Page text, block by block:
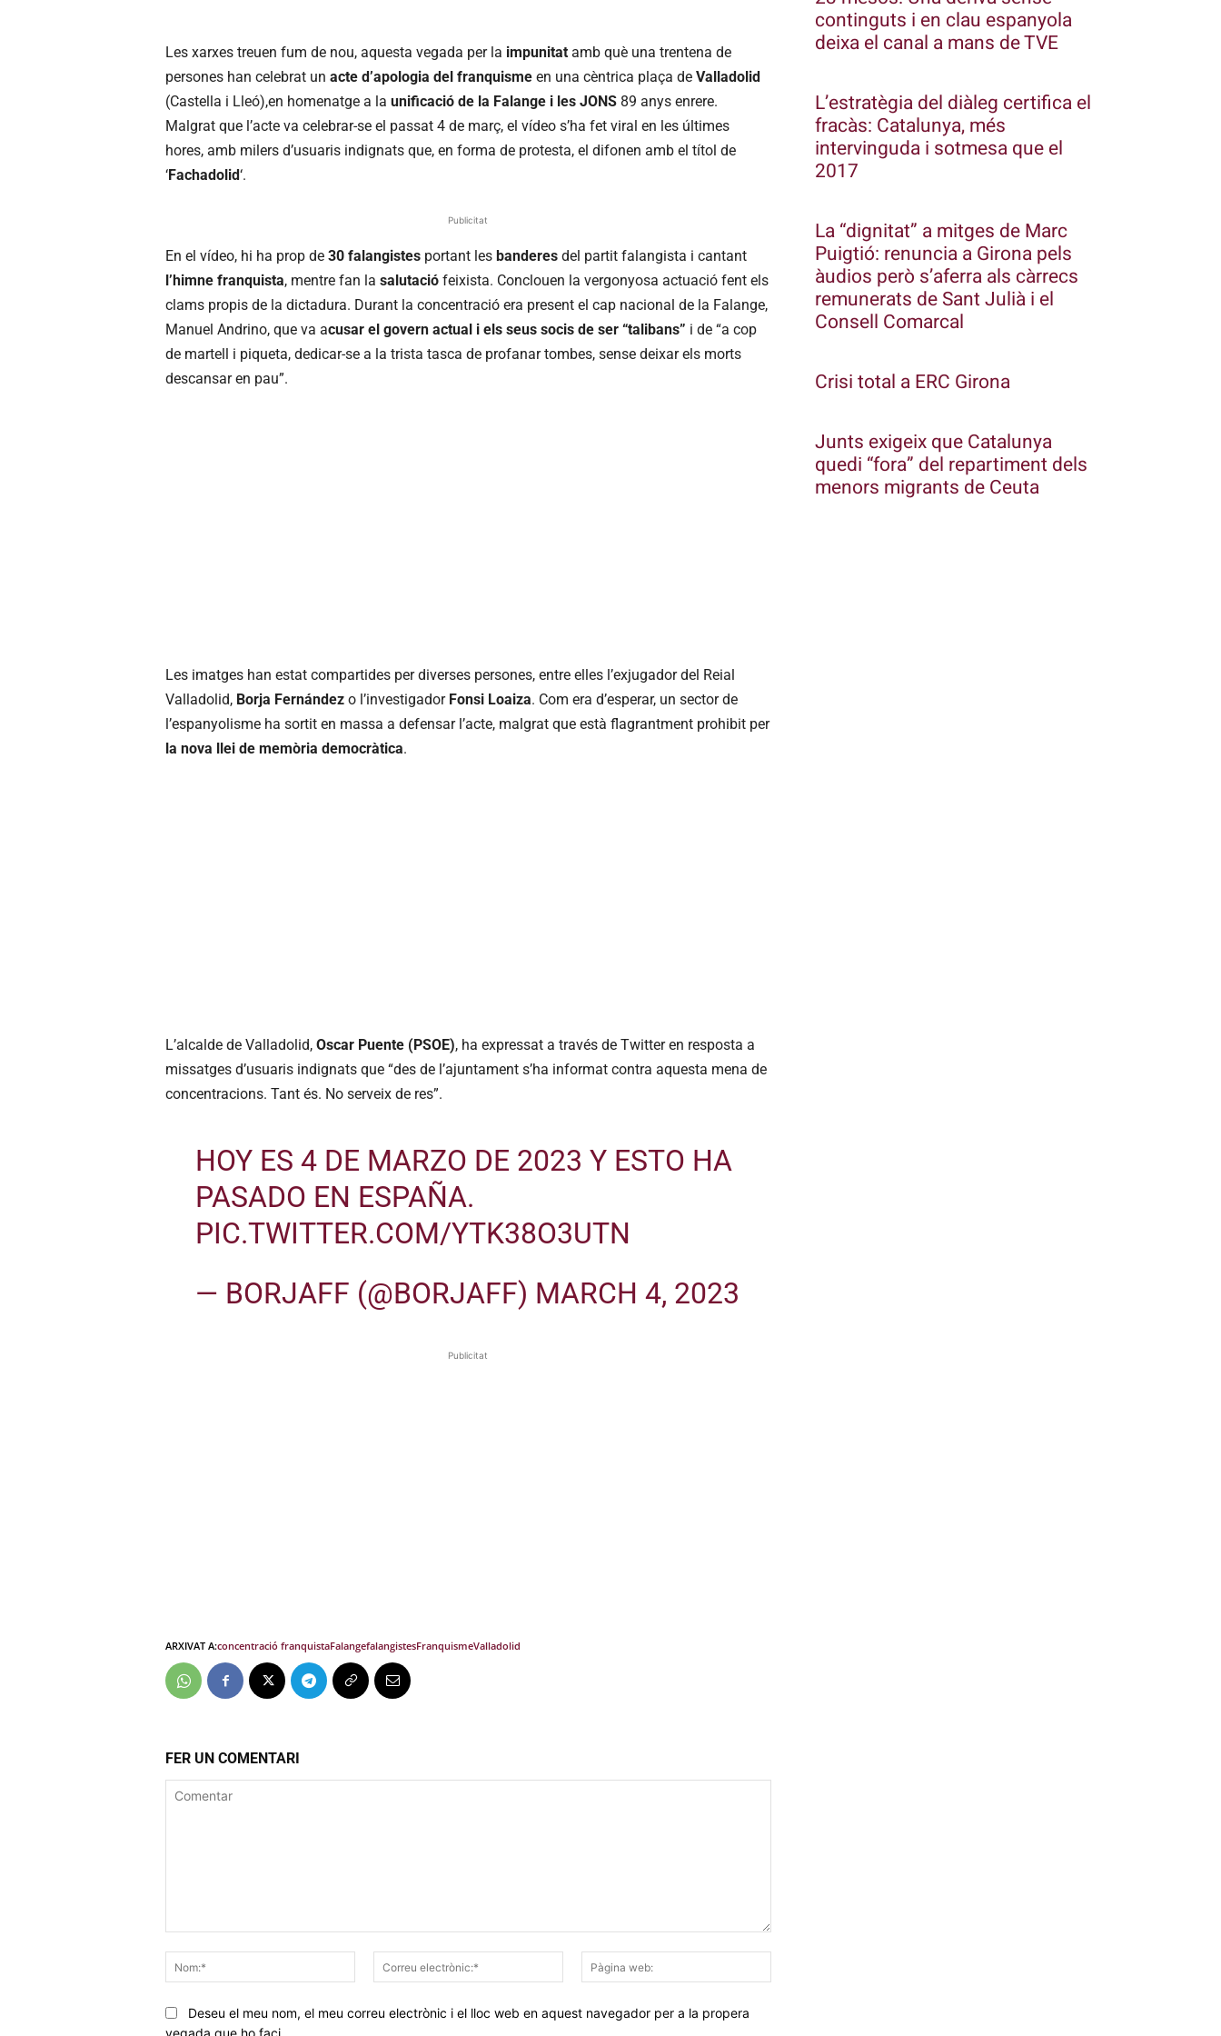
Les xarxes treuen fum de nou, aquesta vegada per la impunitat amb què una trentena de
persones han celebrat un acte d’apologia del franquisme en una cèntrica plaça de Valladolid
(Castella i Lleó),en homenatge a la unificació de la Falange i les JONS 89 anys enrere.
Malgrat que l’acte va celebrar-se el passat 4 de març, el vídeo s’ha fet viral en les últimes
hores, amb milers d’usuaris indignats que, en forma de protesta, el difonen amb el títol de
‘Fachadolid‘.
Publicitat
En el vídeo, hi ha prop de 30 falangistes portant les banderes del partit falangista i cantant
l’himne franquista, mentre fan la salutació feixista. Conclouen la vergonyosa actuació fent els
clams propis de la dictadura. Durant la concentració era present el cap nacional de la Falange,
Manuel Andrino, que va acusar el govern actual i els seus socis de ser “talibans” i de “a cop
de martell i piqueta, dedicar-se a la trista tasca de profanar tombes, sense deixar els morts
descansar en pau”.
Les imatges han estat compartides per diverses persones, entre elles l’exjugador del Reial
Valladolid, Borja Fernández o l’investigador Fonsi Loaiza. Com era d’esperar, un sector de
l’espanyolisme ha sortit en massa a defensar l’acte, malgrat que està flagrantment prohibit per
la nova llei de memòria democràtica.
L’alcalde de Valladolid, Oscar Puente (PSOE), ha expressat a través de Twitter en resposta a
missatges d’usuaris indignats que “des de l’ajuntament s’ha informat contra aquesta mena de
concentracions. Tant és. No serveix de res”.
HOY ES 4 DE MARZO DE 2023 Y ESTO HA
PASADO EN ESPAÑA.
PIC.TWITTER.COM/YTK38O3UTN
— BORJAFF (@BORJAFF) MARCH 4, 2023
Publicitat
ARXIVAT A:concentració franquistaFalangefalangistesFranquismeValladolid
FER UN COMENTARI
Nom:*
Correu
electrònic:*
web:
Deseu el meu nom, el meu correu electrònic i el lloc web en aquest navegador per a la propera
continguts i en clau espanyola
deixa el canal a mans de TVE
L’estratègia del diàleg certifica el
fracàs: Catalunya, més
intervinguda i sotmesa que el
2017
La “dignitat” a mitges de Marc
Puigtió: renuncia a Girona pels
àudios però s’aferra als càrrecs
remunerats de Sant Julià i el
Consell Comarcal
Crisi total a ERC Girona
Junts exigeix que Catalunya
quedi “fora” del repartiment dels
menors migrants de Ceuta